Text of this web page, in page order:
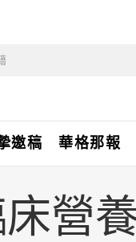
邀稿 華格那報
營